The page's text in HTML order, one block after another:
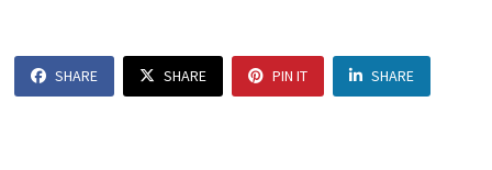
SHARE SHARE PIN IT SHARE